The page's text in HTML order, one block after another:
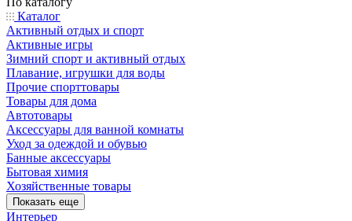
Каталог
Активный отдых и спорт
Активные игры
Зимний спорт и активный отдых
Плавание, игрушки для воды
Прочие спорттовары
Товары для дома
Автотовары
Аксессуары для ванной комнаты
Уход за одеждой и обувью
Банные аксессуары
Бытовая химия
Хозяйственные товары
Показать еще
Интерьер